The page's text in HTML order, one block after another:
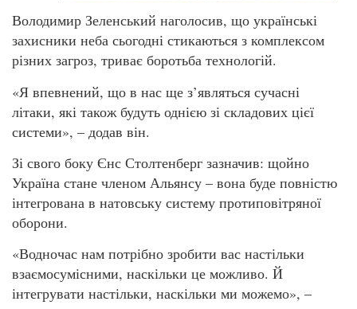
Володимир Зеленський наголосив, що українські
захисники неба сьогодні стикаються з комплексом
різних загроз, триває боротьба технологій.
«Я впевнений, що в нас ще з’являться сучасні
літаки, які також будуть однією зі складових цієї
системи», – додав він.
Зі свого боку Єнс Столтенберг зазначив: щойно
Україна стане членом Альянсу – вона буде повністю
інтегрована в натовську систему протиповітряної
оборони.
«Водночас нам потрібно зробити вас настільки
взаємосумісними, наскільки це можливо. Й
інтегрувати настільки, наскільки ми можемо», –